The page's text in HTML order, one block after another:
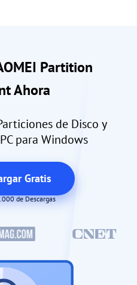
Partition
Ahora
de Disco y
para Windows
Gratis
de Descargas